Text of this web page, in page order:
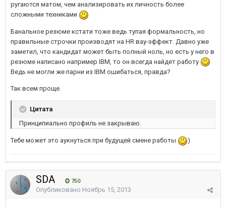
ругаются матом, чем анализировать их личность более
сложными техниками
Банальное резюме кстати тоже ведь тупая формальность, но
правильные строчки производят на HR вау-эффект. Давно уже
заметил, что кандидат может быть полный ноль, но есть у него в
резюме написано например IBM, то он всегда найдет работу
Ведь не могли же парни из IBM ошибаться, правда?
Так всем проще.
Цитата
Принципиально профиль не закрываю.
Тебе может это аукнуться при будущей смене работы )
SDA 750
Опубликовано Ноябрь 15, 2013